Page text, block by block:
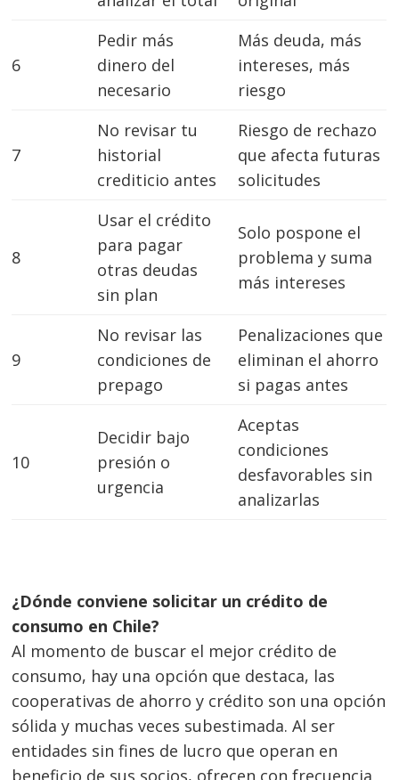
6
Pedir más
dinero del
necesario
Más deuda, más
intereses, más
riesgo
7
No revisar tu
historial
crediticio antes
Riesgo de rechazo
que afecta futuras
solicitudes
8
Usar el crédito
para pagar
otras deudas
sin plan
Solo pospone el
problema y suma
más intereses
9
No revisar las
condiciones de
prepago
Penalizaciones que
eliminan el ahorro
si pagas antes
10
Decidir bajo
presión o
urgencia
Aceptas
condiciones
desfavorables sin
analizarlas
¿Dónde conviene solicitar un crédito de
consumo en Chile?
Al momento de buscar el mejor crédito de
consumo, hay una opción que destaca, las
cooperativas de ahorro y crédito son una opción
sólida y muchas veces subestimada. Al ser
entidades sin fines de lucro que operan en
beneficio de sus socios, ofrecen con frecuencia